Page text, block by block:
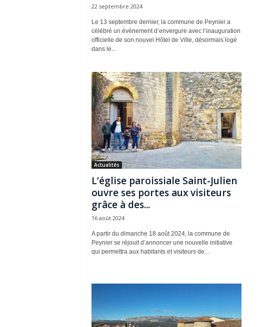
22 septembre 2024
Le 13 septembre dernier, la commune de Peynier a
célébré un événement d’envergure avec l’inauguration
officielle de son nouvel Hôtel de Ville, désormais logé
dans le...
Actualités
L’église paroissiale Saint-Julien
ouvre ses portes aux visiteurs
grâce à des...
16 août 2024
A partir du dimanche 18 août 2024, la commune de
Peynier se réjouit d’annoncer une nouvelle initiative
qui permettra aux habitants et visiteurs de...